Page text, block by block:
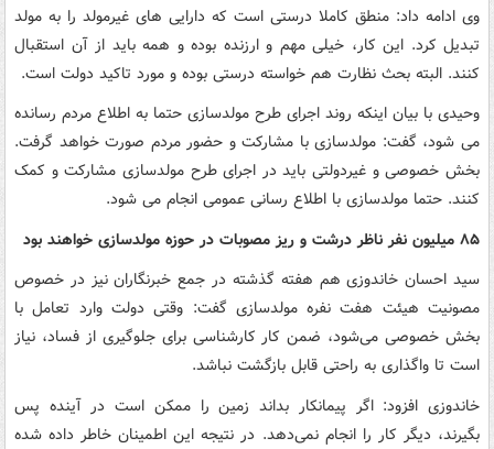
وی ادامه داد: منطق کاملا درستی است که دارایی های غیرمولد را به مولد
تبدیل کرد. این کار، خیلی مهم و ارزنده بوده و همه باید از آن استقبال
کنند. البته بحث نظارت هم خواسته درستی بوده و مورد تاکید دولت است.
وحیدی با بیان اینکه روند اجرای طرح مولدسازی حتما به اطلاع مردم رسانده
می شود، گفت: مولدسازی با مشارکت و حضور مردم صورت خواهد گرفت.
بخش خصوصی و غیردولتی باید در اجرای طرح مولدسازی مشارکت و کمک
کنند. حتما مولدسازی با اطلاع رسانی عمومی انجام می شود.
۸۵ میلیون نفر ناظر درشت و ریز مصوبات در حوزه مولدسازی خواهند بود
سید احسان خاندوزی هم هفته گذشته در جمع خبرنگاران نیز در خصوص
مصونیت هیئت هفت نفره مولدسازی گفت: وقتی دولت وارد تعامل با
بخش خصوصی می‌شود، ضمن کار کارشناسی برای جلوگیری از فساد، نیاز
است تا واگذاری به راحتی قابل بازگشت نباشد.
خاندوزی افزود: اگر پیمانکار بداند زمین را ممکن است در آینده پس
بگیرند، دیگر کار را انجام نمی‌دهد. در نتیجه این اطمینان خاطر داده شده